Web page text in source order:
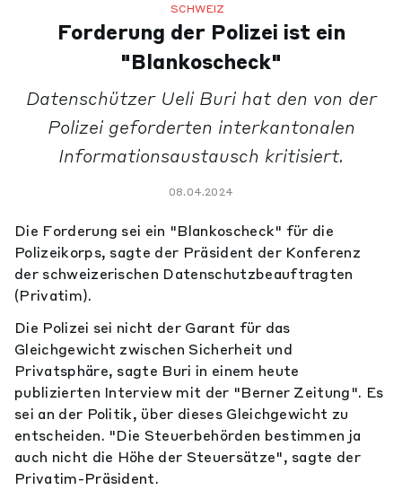
SCHWEIZ
Forderung der Polizei ist ein
"Blankoscheck"
Datenschützer Ueli Buri hat den von der
Polizei geforderten interkantonalen
Informationsaustausch kritisiert.
08.04.2024
Die Forderung sei ein "Blankoscheck" für die
Polizeikorps, sagte der Präsident der Konferenz
der schweizerischen Datenschutzbeauftragten
(Privatim).
Die Polizei sei nicht der Garant für das
Gleichgewicht zwischen Sicherheit und
Privatsphäre, sagte Buri in einem heute
publizierten Interview mit der "Berner Zeitung". Es
sei an der Politik, über dieses Gleichgewicht zu
entscheiden. "Die Steuerbehörden bestimmen ja
auch nicht die Höhe der Steuersätze", sagte der
Privatim-Präsident.